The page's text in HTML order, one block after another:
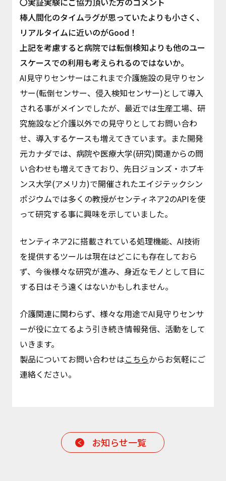
棒人間化のタイムラグが思っていたよりも小さく、
リアルタイムに近いのがGood！
上記を考慮すると病院では転倒検知よりも他のユー
スケースでの利用も考えられるのではないか。
AI見守りセンサーはこれまで介護施設の見守りセン
サー(転倒センサー、侵入検知センサー)として導入
される事がメインでしたが、最近では生産工場、研
究施設など介護以外での見守りとしてお問い合わ
せ、導入するケースも増えてきています。また開発
元カナダでは、病院や医療大学(研究)関連からの問
い合わせも増えてきており、先日ジョンズ・ホプキ
ンス大学(アメリカ)で開催されたエイジテックシン
ポジウムでは多くの教授がセンティネア2のAPIを使
って研究する事に興味を示していました。
センティネア2に搭載されている処理機能、AI技術
を提供するツールは現在はどこにも存在しておら
ず、今後様々な研究が進み、身近なモノとして目に
する日はそう遠くはないかもしれません。
介護関連に関わらず、様々な用途でAI見守りセンサ
ーが役に立てるよう引き続き情報発信、活動をして
いきます。
製品についてお問い合わせはこちらからお気軽にご
連絡ください。
お知らせ一覧